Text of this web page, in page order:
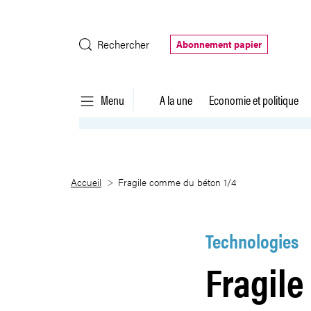
Rechercher
Abonnement papier
Menu A la une Economie et politique
Fragile comme du béton 1/4
Accueil Fragile comme du béton 1/4
Technologies